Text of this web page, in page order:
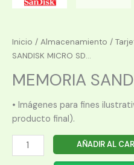
Inicio / Almacenamiento /
SANDISK MICRO SD...
MEMORIA
• Imágenes para fines
producto final).
MEMORIA
SANDISK
AÑADIR AL